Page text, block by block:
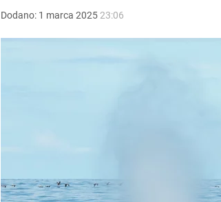
Dodano: 1 marca 2025 23:06